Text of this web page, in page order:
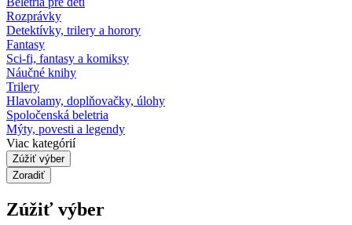
Rozprávky
Detektívky, trilery a horory
Fantasy
Sci-fi, fantasy a komiksy
Náučné knihy
Trilery
Hlavolamy, doplňovačky, úlohy
Spoločenská beletria
Mýty, povesti a legendy
Viac kategórií
Zúžiť výber
Zoradiť
Zúžiť výber